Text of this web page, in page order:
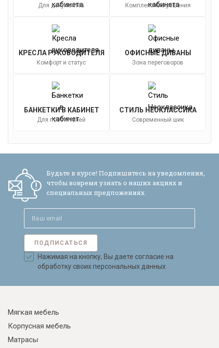
Для документов Комплексные решения
КРЕСЛА РУКОВОДИТЕЛЯ
Комфорт и статус
ОФИСНЫЕ ДИВАНЫ
Зона переговоров
БАНКЕТКИ В КАБИНЕТ
Для посетителей
СТИЛЬ НЕОКЛАССИКА
Современный шик
Будьте в курсе! Подпишитесь на уведомления,
чтобы вовремя узнать о наших акциях и
специальных предложениях.
ПОДПИСАТЬСЯ
Нажимая на кнопку, Вы даете согласие на
обработку своих персональных данных
Мягкая мебель
Корпусная мебель
Матрасы